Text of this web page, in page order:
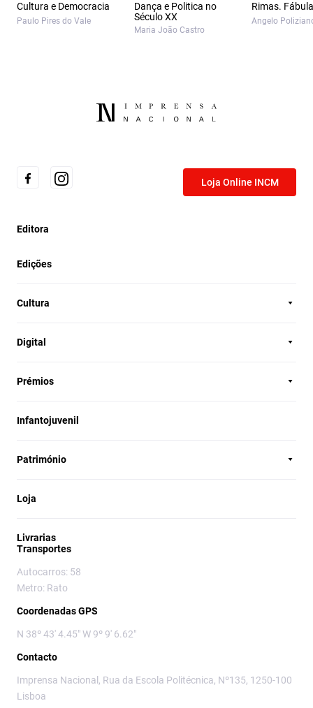
Cultura e Democracia
Paulo Pires do Vale
Dança e Politica no
Século XX
Maria João Castro
Rimas.
Angelo
Loja Online INCM
Editora
Edições
Cultura
Digital
Prémios
Infantojuvenil
Património
Loja
Livrarias
Transportes
Autocarros: 58
Metro: Rato
Coordenadas GPS
N 38º 43' 4.45" W 9º 9' 6.62"
Contacto
Imprensa Nacional, Rua da Escola Politécnica, Nº135, 1250-100
Lisboa